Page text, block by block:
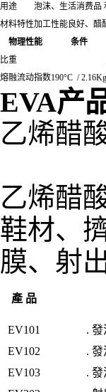
用途
泡沫、生活消费品
材料特性加工性能良好、醋
物理性能
条件
比重
熔融流动指数190°C / 2.16Kg
EVA产
乙烯醋
乙烯醋
鞋材、
膜、射
產 品
EV101 .
EV102
.
EV103
.